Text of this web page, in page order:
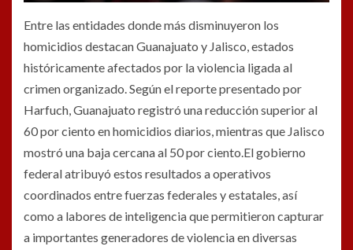
Entre las entidades donde más disminuyeron los
homicidios destacan Guanajuato y Jalisco, estados
históricamente afectados por la violencia ligada al
crimen organizado. Según el reporte presentado por
Harfuch, Guanajuato registró una reducción superior al
60 por ciento en homicidios diarios, mientras que Jalisco
mostró una baja cercana al 50 por ciento.El gobierno
federal atribuyó estos resultados a operativos
coordinados entre fuerzas federales y estatales, así
como a labores de inteligencia que permitieron capturar
a importantes generadores de violencia en diversas